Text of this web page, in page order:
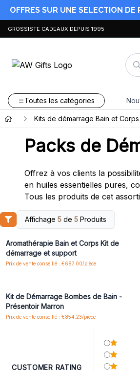
OFFRES SUR UNE SELECTION DE
GROSSISTE CADEAUX DEPUIS 1995
Toutes les catégories
Kits de démarrage Bain et Corps
Packs de
Offrez à vos clients la
en huiles essentielles pures,
Tous les produits de cet
Affichage 5de 5Produits
Connectez-vous ou inscrivez-vous pour accéder
aux prix de gros
Aromathérapie Bain et Corps Kit de
démarrage et support
Prix de vente conseillé : €687.00/pièce
Kit de Démarrage Bombes de Bain -
Présentoir Marron
Prix de vente conseillé : €854.23/piece
CUSTOMER RATING